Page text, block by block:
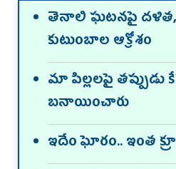
తెనాలి ఘటనపై
కుటుంబాల ఆక్రోశం
మా పిల్లలపై తప్పుడు
బనాయించారు
ఇదేం ఘోరం.. ఇంత